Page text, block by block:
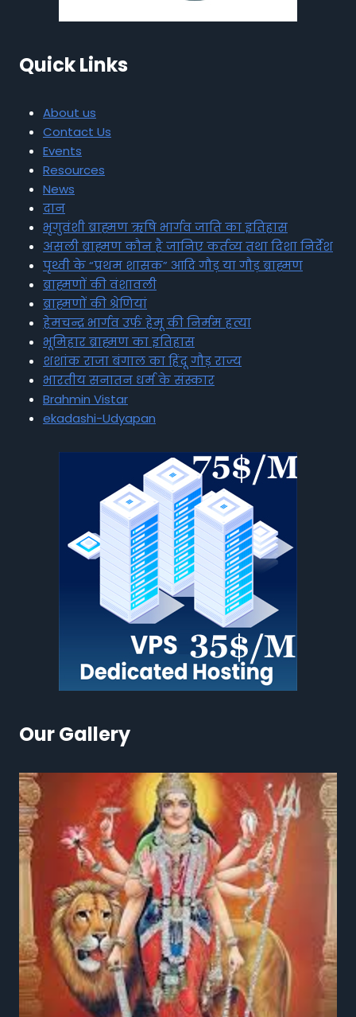
Quick Links
About us
Contact Us
Events
Resources
News
दान
भृगुवंशी ब्राह्मण ऋषि भार्गव जाति का इतिहास
असली ब्राह्मण कौन है जानिए कर्तव्य तथा दिशा निर्देश
पृथ्वी के “प्रथम शासक” आदि गौड़ या गौड़ ब्राह्मण
ब्राह्मणों की वंशावली
ब्राह्मणों की श्रेणियां
हेमचन्द्र भार्गव उर्फ हेमू की निर्मम हत्या
भूमिहार ब्राह्मण का इतिहास
शशांक राजा बंगाल का हिंदू गौड़ राज्य
भारतीय सनातन धर्म के संस्कार
Brahmin Vistar
ekadashi-Udyapan
Our Gallery